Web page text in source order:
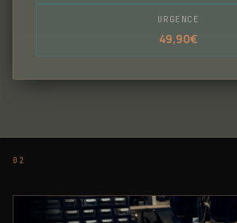
URGENCE
49,90€